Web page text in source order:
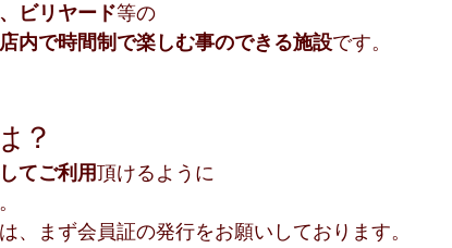
ビリヤード等の
内で時間制で楽しむ事のできる施設です。
？
てご利用頂けるように
、まず会員証の発行をお願いしております。